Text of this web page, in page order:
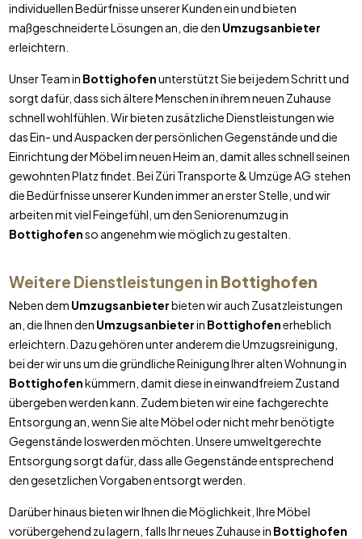
individuellen Bedürfnisse unserer Kunden ein und bieten
maßgeschneiderte Lösungen an, die den Umzugsanbieter
erleichtern.
Unser Team in Bottighofenunterstützt Sie bei jedem Schritt und
sorgt dafür, dass sich ältere Menschen in ihrem neuen Zuhause
schnell wohlfühlen. Wir bieten zusätzliche Dienstleistungen wie
das Ein- und Auspacken der persönlichen Gegenstände und die
Einrichtung der Möbel im neuen Heim an, damit alles schnell seinen
gewohnten Platz findet. Bei Züri Transporte & Umzüge AG stehen
die Bedürfnisse unserer Kunden immer an erster Stelle, und wir
arbeiten mit viel Feingefühl, um den Seniorenumzug in
Bottighofenso angenehm wie möglich zu gestalten.
Weitere Dienstleistungen in Bottighofen
Neben dem Umzugsanbieterbieten wir auch Zusatzleistungen
an, die Ihnen den Umzugsanbieterin Bottighofenerheblich
erleichtern. Dazu gehören unter anderem die Umzugsreinigung,
bei der wir uns um die gründliche Reinigung Ihrer alten Wohnung in
Bottighofenkümmern, damit diese in einwandfreiem Zustand
übergeben werden kann. Zudem bieten wir eine fachgerechte
Entsorgung an, wenn Sie alte Möbel oder nicht mehr benötigte
Gegenstände loswerden möchten. Unsere umweltgerechte
Entsorgung sorgt dafür, dass alle Gegenstände entsprechend
den gesetzlichen Vorgaben entsorgt werden.
Darüber hinaus bieten wir Ihnen die Möglichkeit, Ihre Möbel
vorübergehend zu lagern, falls Ihr neues Zuhause in Bottighofen